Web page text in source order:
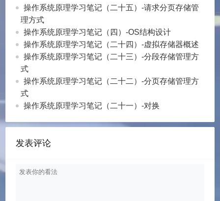
操作系统原理学习笔记（二十五）-请求分页存储管
理方式
操作系统原理学习笔记（四）-OS结构设计
操作系统原理学习笔记（二十四）-虚拟存储器概述
操作系统原理学习笔记（二十三）-分段存储管理方
式
操作系统原理学习笔记（二十二）-分页存储管理方
式
操作系统原理学习笔记（二十一）-对换
发表评论